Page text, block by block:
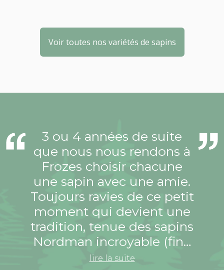
Voir toutes nos variétés de sapins
3 ou 4 années de suite
que nous nous rendons à
Frozes choisir chacune
une sapin avec une amie.
Toujours ravies de ce petit
moment qui devient une
tradition, tenue des sapins
Nordman incroyable (fin…
lire la suite